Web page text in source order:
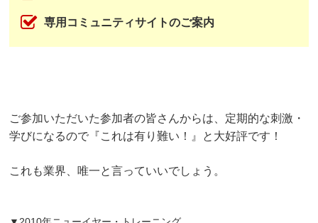
専用コミュニティサイトのご案内
ご参加いただいた参加者の皆さんからは、 定期的な刺激・
学びになるので『これは有り難い！』と大好評です！
これも業界、唯一と言っていいでしょう。